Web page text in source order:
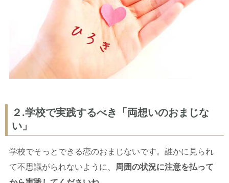
２.学校で実践するべき「両想いのおまじな
い」
学校でそっとできる恋のおまじないです。誰かに見られ
て不思議がられないように、
周囲の状況に注意を払って